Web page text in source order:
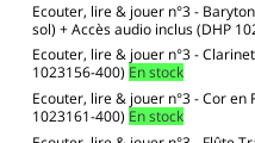
Ecouter, lire & jouer n°3 -
sol) + Accès audio inclus (DHP
Ecouter, lire & jouer n°3 -
1023156-400) En stock
Ecouter, lire & jouer n°3 - Cor en
1023161-400) En stock